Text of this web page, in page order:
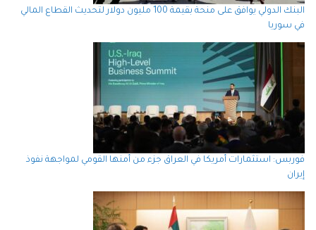
البنك الدولي يوافق على منحة بقيمة 100 مليون دولار لتحديث القطاع المالي
في سوريا
فوربس: استثمارات أمريكا في العراق جزء من أمنها القومي لمواجهة نفوذ
إيران